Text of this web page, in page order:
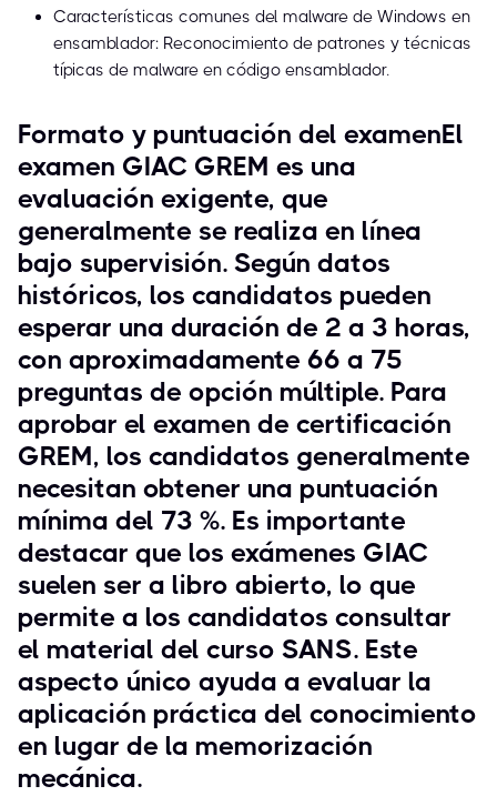
Características comunes del malware de Windows en
ensamblador: Reconocimiento de patrones y técnicas
típicas de malware en código ensamblador.
Formato y puntuación del examenEl
examen GIAC GREM es una
evaluación exigente, que
generalmente se realiza en línea
bajo supervisión. Según datos
históricos, los candidatos pueden
esperar una duración de 2 a 3 horas,
con aproximadamente 66 a 75
preguntas de opción múltiple. Para
aprobar el examen de certificación
GREM, los candidatos generalmente
necesitan obtener una puntuación
mínima del 73 %. Es importante
destacar que los exámenes GIAC
suelen ser a libro abierto, lo que
permite a los candidatos consultar
el material del curso SANS. Este
aspecto único ayuda a evaluar la
aplicación práctica del conocimiento
en lugar de la memorización
mecánica.